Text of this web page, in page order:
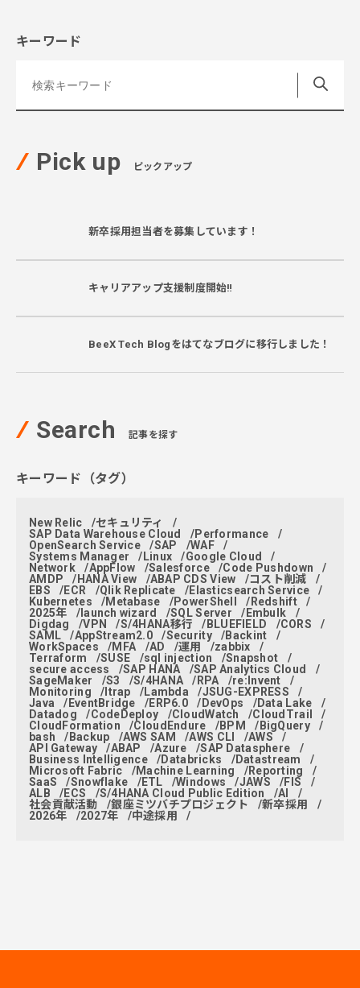
キーワード
Pick up ピックアップ
新卒採用担当者を募集しています！
キャリアアップ支援制度開始‼
BeeX Tech Blogをはてなブログに移行しました！
Search 記事を探す
キーワード（タグ）
New Relic
セキュリティ
SAP Data Warehouse Cloud
Performance
OpenSearch Service
SAP
WAF
Systems Manager
Linux
Google Cloud
Network
AppFlow Salesforce
Code Pushdown
AMDP
HANA View ABAP CDS View
コスト削減
EBS
ECR Qlik Replicate
Elasticsearch Service
Kubernetes
Metabase PowerShell
Redshift
2025年
launch wizard SQL Server
Embulk
Digdag
VPN S/4HANA移行 BLUEFIELD
CORS
SAML
AppStream2.0 Security
Backint
WorkSpaces
MFA AD 運用
zabbix
Terraform
SUSE sql injection
Snapshot
secure access
SAP HANA
SAP Analytics Cloud
SageMaker
S3 S/4HANA RPA
re:Invent
Monitoring
ltrap Lambda
JSUG-EXPRESS
Java
EventBridge ERP6.0 DevOps
Data Lake
Datadog
CodeDeploy CloudWatch
CloudTrail
CloudFormation
CloudEndure BPM
BigQuery
bash
Backup AWS SAM AWS CLI
AWS
API Gateway
ABAP Azure
SAP Datasphere
Business Intelligence
Databricks
Datastream
Microsoft Fabric
Machine Learning
Reporting
SaaS
Snowflake ETL Windows JAWS
FIS
ALB
ECS S/4HANA Cloud Public Edition
AI
社会貢献活動
銀座ミツバチプロジェクト
新卒採用
2026年
2027年 中途採用